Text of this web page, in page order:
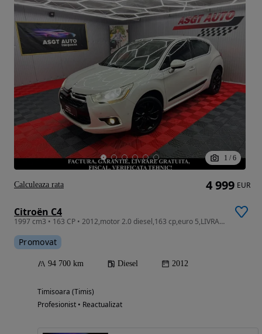
1 / 6
Citroën C4
1997 cm3 • 163 CP • 2012,motor 2.0 diesel,163 cp,euro 5,LIVRARE GRATUITA,GARANTIE
Promovat
94 700 km Diesel 2012
Timisoara (Timis)
Profesionist • Reactualizat
4 999 EUR
Calculeaza rata